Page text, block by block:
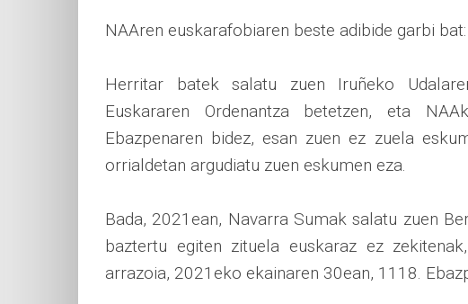
NAAren euskarafobiaren beste adibide garbi bat:
Herritar batek salatu zuen Iruñeko
Euskararen Ordenantza betetzen, eta
Ebazpenaren bidez, esan zuen ez zuela
orrialdetan argudiatu zuen eskumen eza.
Bada, 2021ean, Navarra Sumak salatu zuen
baztertu egiten zituela euskaraz ez
arrazoia, 2021eko ekainaren 30ean, 1118.